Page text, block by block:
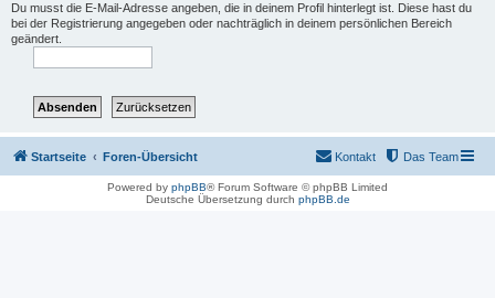
Du musst die E-Mail-Adresse angeben, die in deinem Profil hinterlegt ist. Diese hast du
bei der Registrierung angegeben oder nachträglich in deinem persönlichen Bereich
geändert.
Startseite Foren-Übersicht Das Team
Kontakt
Powered by phpBB® Forum Software © phpBB Limited
Deutsche Übersetzung durch phpBB.de